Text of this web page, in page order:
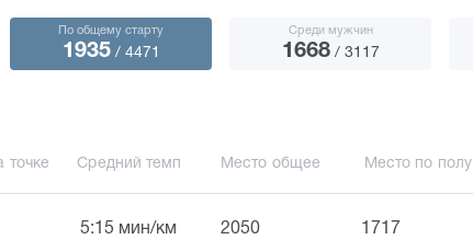
По общему старту
1935/ 4471
Среди мужчин
1668/ 3117
точке Средний темп Место общее Место по полу
5:15 мин/км 2050 1717